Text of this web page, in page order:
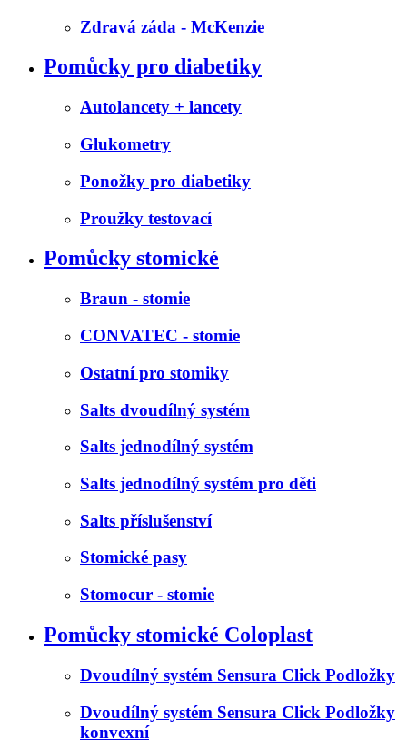
Zdravá záda - McKenzie
Pomůcky pro diabetiky
Autolancety + lancety
Glukometry
Ponožky pro diabetiky
Proužky testovací
Pomůcky stomické
Braun - stomie
CONVATEC - stomie
Ostatní pro stomiky
Salts dvoudílný systém
Salts jednodílný systém
Salts jednodílný systém pro děti
Salts příslušenství
Stomické pasy
Stomocur - stomie
Pomůcky stomické Coloplast
Dvoudílný systém Sensura Click Podložky
Dvoudílný systém Sensura Click Podložky
konvexní